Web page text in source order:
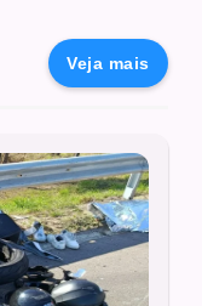
Veja mais